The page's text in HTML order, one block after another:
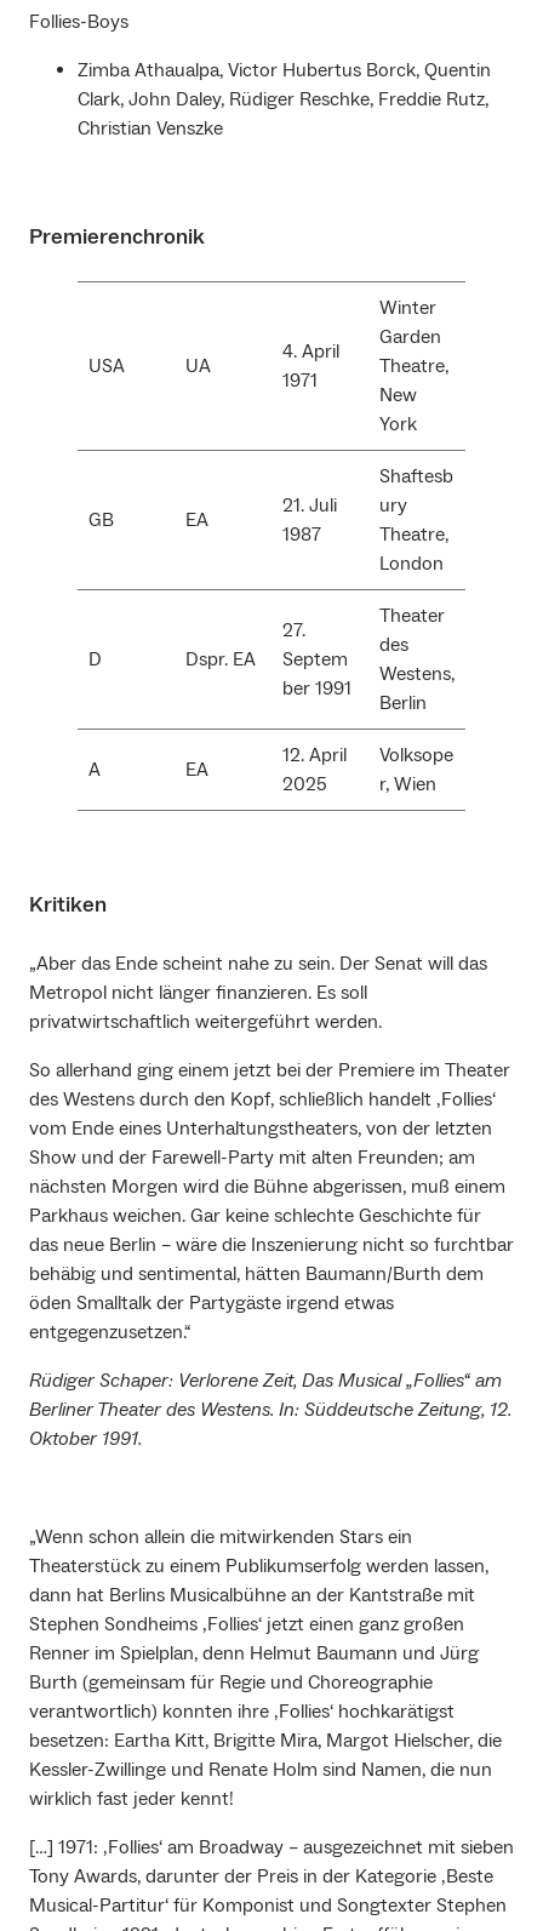
Follies-Boys
Zimba Athaualpa, Victor Hubertus Borck, Quentin
Clark, John Daley, Rüdiger Reschke, Freddie Rutz,
Christian Venszke
Premierenchronik
USA UA
4. April
1971
Winter
Garden
Theatre,
New
York
GB EA
21. Juli
1987
Shaftesb
ury
Theatre,
London
D Dspr. EA
27.
Septem
ber 1991
Theater
des
Westens,
Berlin
A EA
12. April
2025
Volksope
r, Wien
Kritiken
„Aber das Ende scheint nahe zu sein. Der Senat will das
Metropol nicht länger finanzieren. Es soll
privatwirtschaftlich weitergeführt werden.
So allerhand ging einem jetzt bei der Premiere im Theater
des Westens durch den Kopf, schließlich handelt ‚Follies‘
vom Ende eines Unterhaltungstheaters, von der letzten
Show und der Farewell-Party mit alten Freunden; am
nächsten Morgen wird die Bühne abgerissen, muß einem
Parkhaus weichen. Gar keine schlechte Geschichte für
das neue Berlin – wäre die Inszenierung nicht so furchtbar
behäbig und sentimental, hätten Baumann/Burth dem
öden Smalltalk der Partygäste irgend etwas
entgegenzusetzen.“
Rüdiger Schaper: Verlorene Zeit, Das Musical „Follies“ am
Berliner Theater des Westens. In: Süddeutsche Zeitung, 12.
Oktober 1991.
„Wenn schon allein die mitwirkenden Stars ein
Theaterstück zu einem Publikumserfolg werden lassen,
dann hat Berlins Musicalbühne an der Kantstraße mit
Stephen Sondheims ‚Follies‘ jetzt einen ganz großen
Renner im Spielplan, denn Helmut Baumann und Jürg
Burth (gemeinsam für Regie und Choreographie
verantwortlich) konnten ihre ‚Follies‘ hochkarätigst
besetzen: Eartha Kitt, Brigitte Mira, Margot Hielscher, die
Kessler-Zwillinge und Renate Holm sind Namen, die nun
wirklich fast jeder kennt!
[…] 1971: ‚Follies‘ am Broadway – ausgezeichnet mit sieben
Tony Awards, darunter der Preis in der Kategorie ‚Beste
Musical-Partitur‘ für Komponist und Songtexter Stephen